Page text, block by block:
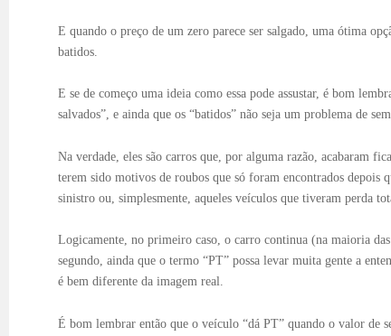
E quando o preço de um zero parece ser salgado, uma ótima
batidos.
E se de começo uma ideia como essa pode assustar, é bom
salvados”, e ainda que os “batidos” não seja um problema de
Na verdade, eles são carros que, por alguma razão, acabaram
terem sido motivos de roubos que só foram encontrados depois
sinistro ou, simplesmente, aqueles veículos que tiveram perda
Logicamente, no primeiro caso, o carro continua (na maioria
segundo, ainda que o termo “PT” possa levar muita gente a
é bem diferente da imagem real.
É bom lembrar então que o veículo “dá PT” quando o valor de